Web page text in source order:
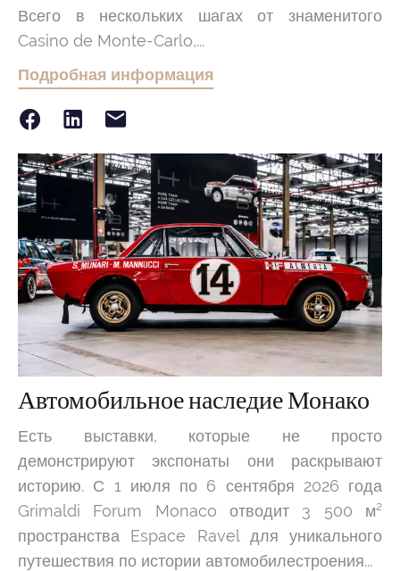
Всего в нескольких шагах от знаменитого
Casino de Monte-Carlo,...
Подробная информация
Автомобильное наследие Монако
Есть выставки, которые не просто
демонстрируют экспонаты они раскрывают
историю. С 1 июля по 6 сентября 2026 года
Grimaldi Forum Monaco отводит 3 500 м²
пространства Espace Ravel для уникального
путешествия по истории автомобилестроения...